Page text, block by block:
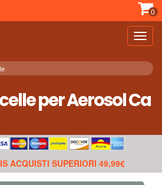
0
per Aerosol Ca
ACQUISTI SUPERIORI 49,99€